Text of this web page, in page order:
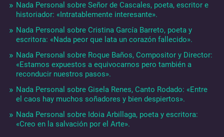
Nada Personal sobre Señor de Cascales, poeta, escritor e
historiador: «Intratablemente interesante».
Nada Personal sobre Cristina García Barreto, poeta y
escritora: «Nada peor que lata un corazón fallecido».
Nada Personal sobre Roque Baños, Compositor y Director:
«Estamos expuestos a equivocarnos pero también a
reconducir nuestros pasos».
Nada Personal sobre Gisela Renes, Canto Rodado: «Entre
el caos hay muchos soñadores y bien despiertos».
Nada Personal sobre Idoia Arbillaga, poeta y escritora:
«Creo en la salvación por el Arte».